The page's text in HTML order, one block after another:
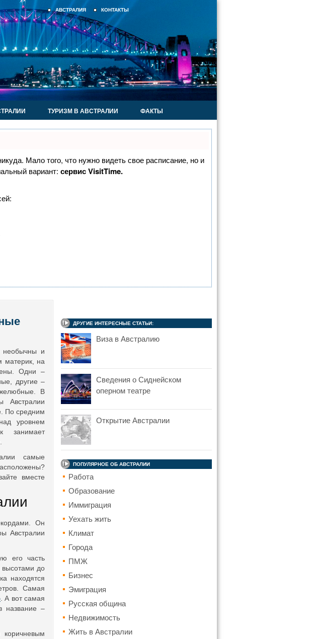
АВСТРАЛИЯ КОНТАКТЫ
ТУРИЗМ В АВСТРАЛИИ ФАКТЫ
Мало того, что нужно видеть свое расписание, но и
вариант: сервис VisitTime.
необычны и
материк, на
Одни –
другие –
В
По средним
уровнем
занимает
самые
вместе
Он
Австралии
его часть
высотами до
находятся
Самая
. А вот самая
название –
ДРУГИЕ ИНТЕРЕСНЫЕ СТАТЬИ:
Виза в Австралию
Сведения о Сиднейском
оперном театре
Открытие Австралии
ПОПУЛЯРНОЕ ОБ АВСТРАЛИИ
Работа
Образование
Иммиграция
Уехать жить
Климат
Города
ПМЖ
Бизнес
Эмиграция
Русская община
Недвижимость
Жить в Австралии